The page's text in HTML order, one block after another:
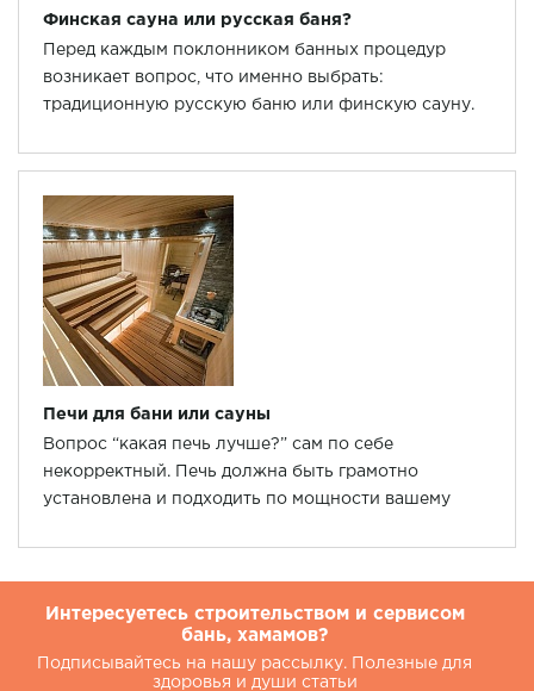
Финская сауна или русская баня?
Перед каждым поклонником банных процедур
возникает вопрос, что именно выбрать:
традиционную русскую баню или финскую сауну.
Печи для бани или сауны
Вопрос “какая печь лучше?” сам по себе
некорректный. Печь должна быть грамотно
установлена и подходить по мощности вашему
О выборе печи подробнее в статье.
Интересуетесь строительством и сервисом
бань, хамамов?
Подписывайтесь на нашу рассылку. Полезные для
здоровья и души статьи